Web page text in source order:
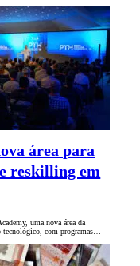
área para
reskilling em
uma nova área da
tecnológico, com programas…